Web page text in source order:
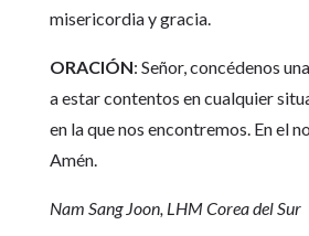
misericordia y gracia.
ORACIÓN: Señor, concédenos
a estar contentos en cualquier
en la que nos encontremos. En el
Amén.
Nam Sang Joon, LHM Corea del Sur